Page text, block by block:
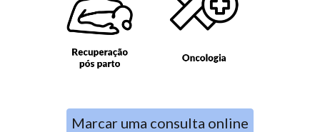
Marcar uma consulta online